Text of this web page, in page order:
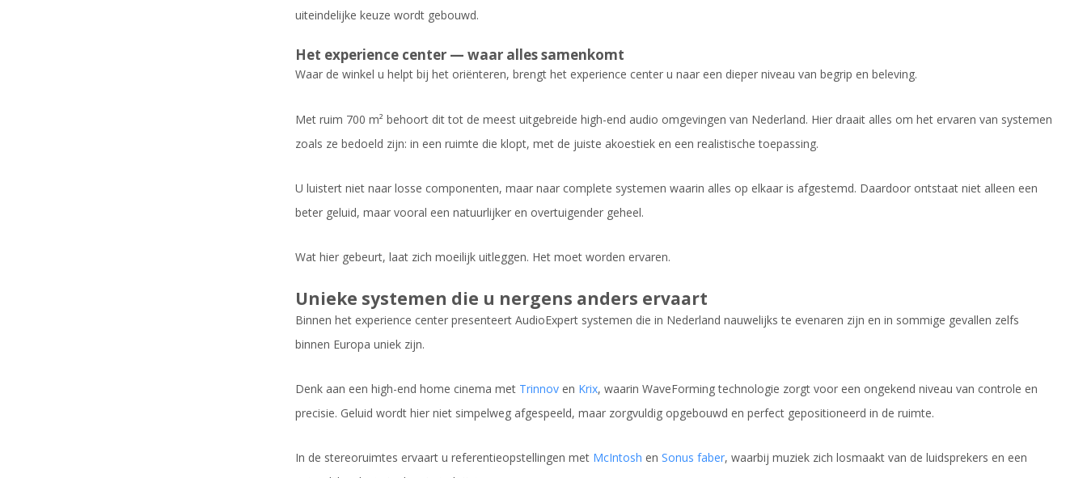
uiteindelijke keuze wordt gebouwd.
Het experience center — waar alles samenkomt
Waar de winkel u helpt bij het oriënteren, brengt het experience center u naar een dieper niveau van begrip en beleving.
Met ruim 700 m² behoort dit tot de meest uitgebreide high-end audio omgevingen van Nederland. Hier draait alles om het ervaren van systemen
zoals ze bedoeld zijn: in een ruimte die klopt, met de juiste akoestiek en een realistische toepassing.
U luistert niet naar losse componenten, maar naar complete systemen waarin alles op elkaar is afgestemd. Daardoor ontstaat niet alleen een
beter geluid, maar vooral een natuurlijker en overtuigender geheel.
Wat hier gebeurt, laat zich moeilijk uitleggen. Het moet worden ervaren.
Unieke systemen die u nergens anders ervaart
Binnen het experience center presenteert AudioExpert systemen die in Nederland nauwelijks te evenaren zijn en in sommige gevallen zelfs
binnen Europa uniek zijn.
Denk aan een high-end home cinema met Trinnoven Krix, waarin WaveForming technologie zorgt voor een ongekend niveau van controle en
precisie. Geluid wordt hier niet simpelweg afgespeeld, maar zorgvuldig opgebouwd en perfect gepositioneerd in de ruimte.
In de stereoruimtes ervaart u referentieopstellingen met McIntosh en Sonus faber, waarbij muziek zich losmaakt van de luidsprekers en een